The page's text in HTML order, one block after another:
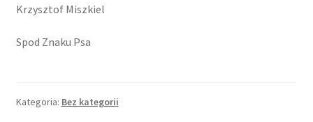
Regulamin konsultacji mentoringowej
Krzysztof Miszkiel
Spod Znaku Psa
Kategoria: Bez kategorii